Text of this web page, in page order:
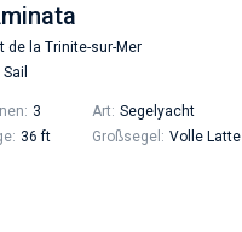
de la Trinite-sur-Mer
3 Art: Segelyacht
36 ft Großsegel: Volle Latte